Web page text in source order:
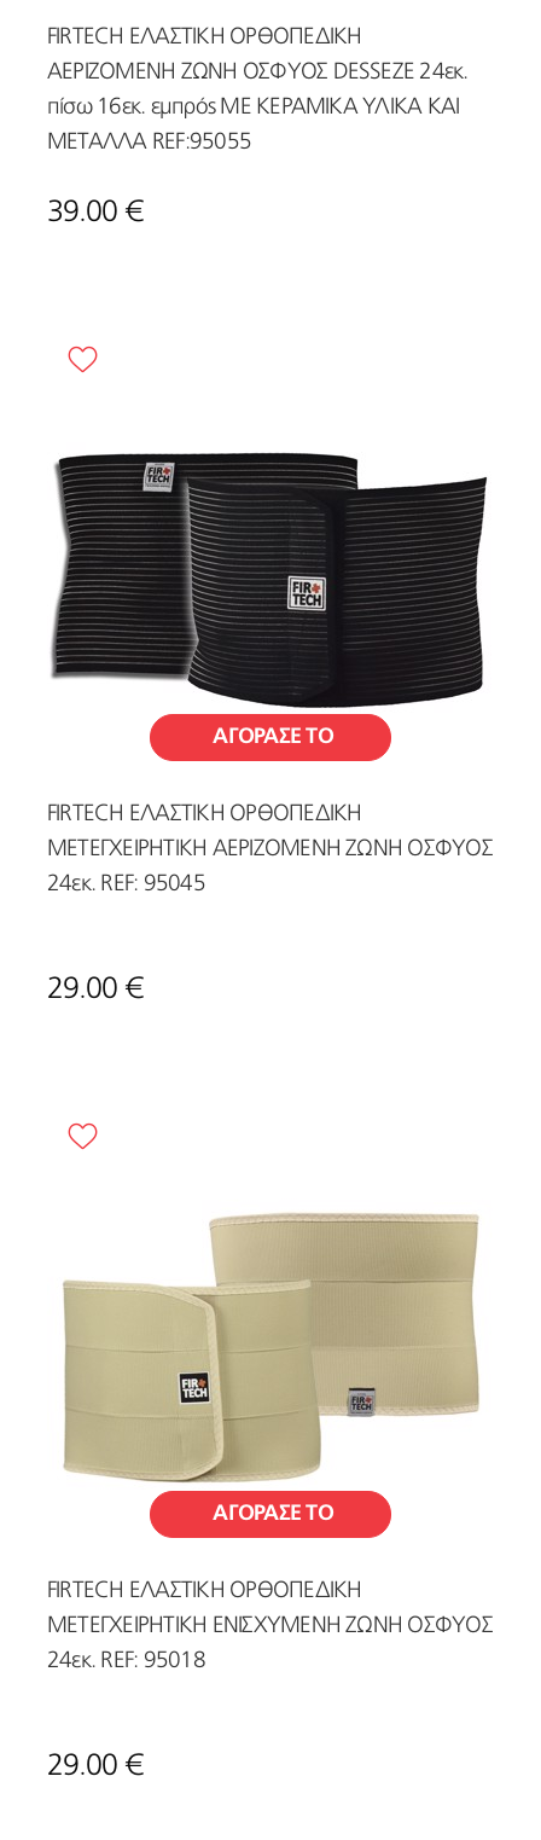
FIRTECH ΕΛΑΣΤΙΚΗ ΟΡΘΟΠΕΔΙΚΗ
ΑΕΡΙΖΟΜΕΝΗ ΖΩΝΗ ΟΣΦΥΟΣ DESSEZE 24εκ.
πίσω 16εκ. εμπρός ΜΕ ΚΕΡΑΜΙΚΑ ΥΛΙΚΑ ΚΑΙ
ΜΕΤΑΛΛΑ REF:95055
39.00 €
ΑΓΟΡΑΣΕ ΤΟ
FIRTECH ΕΛΑΣΤΙΚΗ ΟΡΘΟΠΕΔΙΚΗ
ΜΕΤΕΓΧΕΙΡΗΤΙΚΗ ΑΕΡΙΖΟΜΕΝΗ ΖΩΝΗ ΟΣΦΥΟΣ
24εκ. REF: 95045
29.00 €
ΑΓΟΡΑΣΕ ΤΟ
FIRTECH ΕΛΑΣΤΙΚΗ ΟΡΘΟΠΕΔΙΚΗ
ΜΕΤΕΓΧΕΙΡΗΤΙΚΗ ΕΝΙΣΧΥΜΕΝΗ ΖΩΝΗ ΟΣΦΥΟΣ
24εκ. REF: 95018
29.00 €